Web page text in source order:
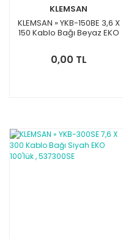
KLEMSAN
KLEMSAN » YKB-150BE 3,6 X
150 Kablo Bağı Beyaz EKO
0,00 TL